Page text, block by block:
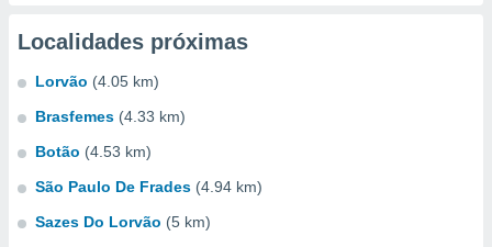
Localidades próximas
Lorvão (4.05 km)
Brasfemes (4.33 km)
Botão (4.53 km)
São Paulo De Frades (4.94 km)
Sazes Do Lorvão (5 km)